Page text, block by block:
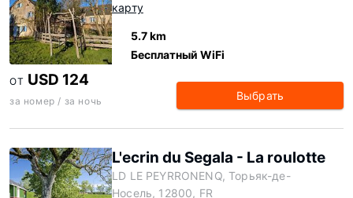
карту
5.7 km
Бесплатный WiFi
ОТ USD 124
за номер / за ночь Выбрать
L'ecrin du Segala - La roulotte
LD LE PEYRRONENQ, Торьяк-де-
Носель, 12800, FR